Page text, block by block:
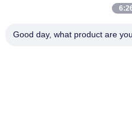
Good day, what product are